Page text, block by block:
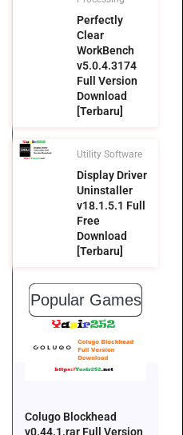
Perfectly
Clear
WorkBench
v5.0.4.3174
Full Version
Download
[Terbaru]
Utility Software
Display Driver
Uninstaller
v18.1.5.1 Full
Free
Download
[Terbaru]
Popular Games
Colugo Blockhead
v0.44.1.rar Full Version